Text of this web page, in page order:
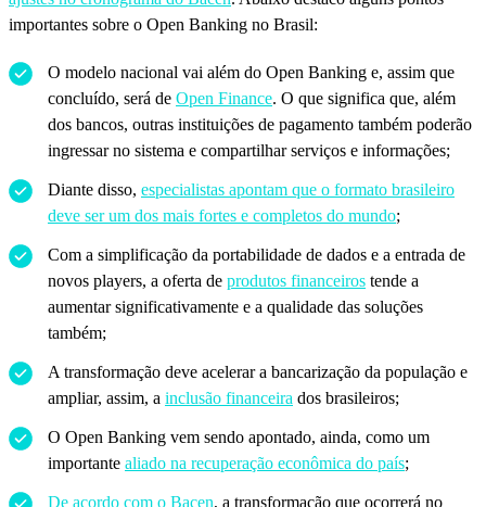
importantes sobre o Open Banking no Brasil:
O modelo nacional vai além do Open Banking e, assim que
concluído, será de Open Finance. O que significa que, além
dos bancos, outras instituições de pagamento também poderão
ingressar no sistema e compartilhar serviços e informações;
Diante disso, especialistas apontam que o formato brasileiro
deve ser um dos mais fortes e completos do mundo;
Com a simplificação da portabilidade de dados e a entrada de
novos players, a oferta de produtos financeiros tende a
aumentar significativamente e a qualidade das soluções
também;
A transformação deve acelerar a bancarização da população e
ampliar, assim, a inclusão financeira dos brasileiros;
O Open Banking vem sendo apontado, ainda, como um
importante aliado na recuperação econômica do país;
De acordo com o Bacen, a transformação que ocorrerá no